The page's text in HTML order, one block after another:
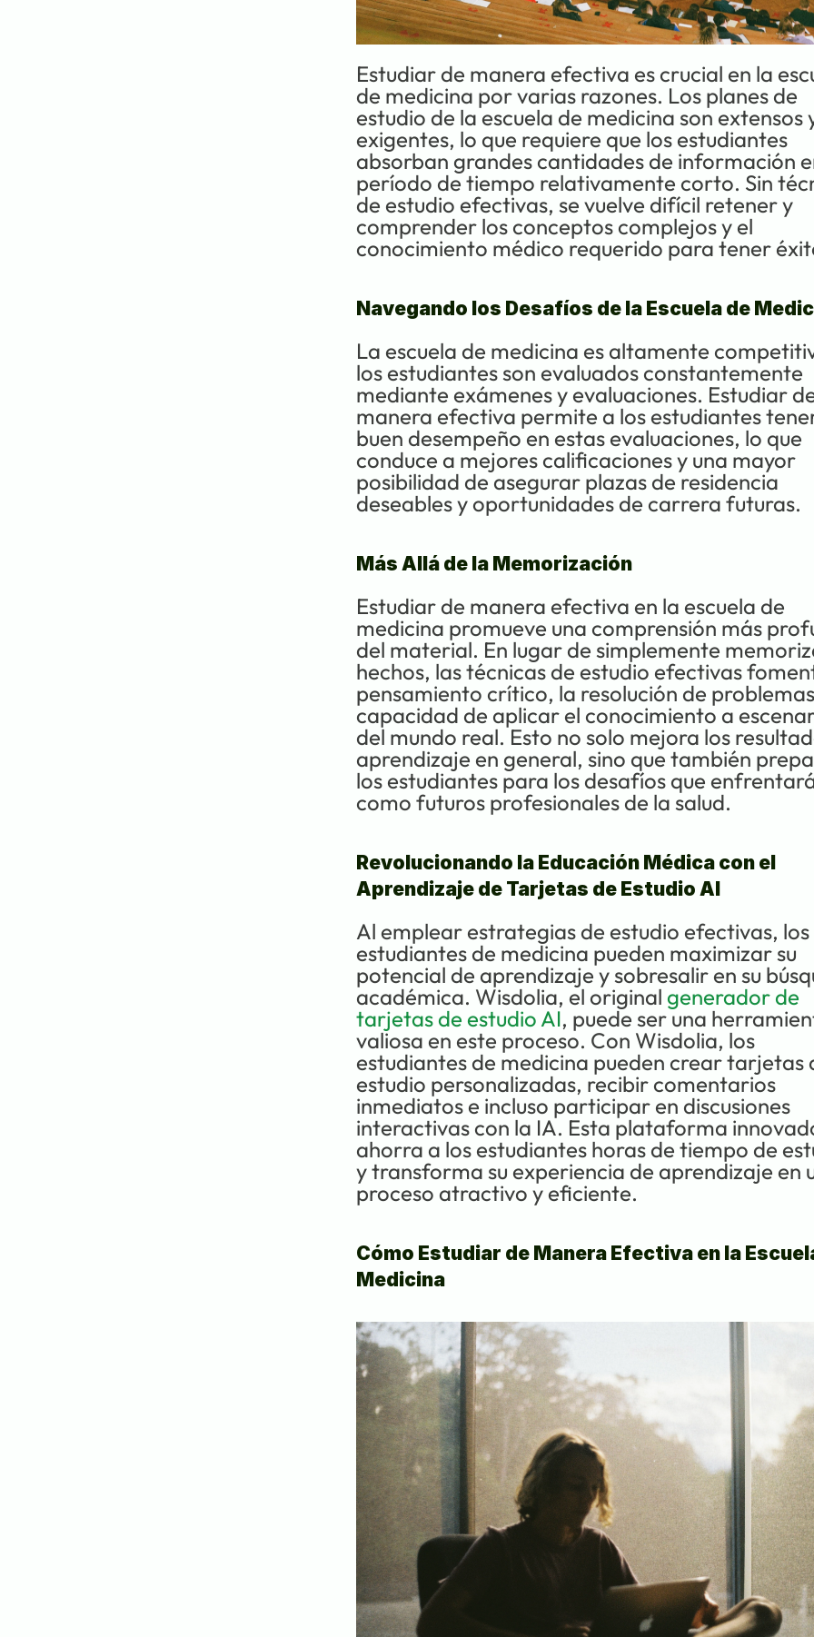
Estudiar de manera efectiva es crucial en la
de medicina por varias razones. Los planes de
estudio de la escuela de medicina son extensos
exigentes, lo que requiere que los estudiantes
absorban grandes cantidades de información
período de tiempo relativamente corto. Sin
de estudio efectivas, se vuelve difícil retener y
comprender los conceptos complejos y el
conocimiento médico requerido para tener
Navegando los Desafíos de la Escuela de
La escuela de medicina es altamente
los estudiantes son evaluados constantemente
mediante exámenes y evaluaciones. Estudiar
manera efectiva permite a los estudiantes
buen desempeño en estas evaluaciones, lo que
conduce a mejores calificaciones y una mayor
posibilidad de asegurar plazas de residencia
deseables y oportunidades de carrera futuras.
Más Allá de la Memorización
Estudiar de manera efectiva en la escuela de
medicina promueve una comprensión más
del material. En lugar de simplemente
hechos, las técnicas de estudio efectivas
pensamiento crítico, la resolución de
capacidad de aplicar el conocimiento a
del mundo real. Esto no solo mejora los
aprendizaje en general, sino que también
los estudiantes para los desafíos que
como futuros profesionales de la salud.
Revolucionando la Educación Médica con el
Aprendizaje de Tarjetas de Estudio AI
Al emplear estrategias de estudio efectivas, los
estudiantes de medicina pueden maximizar su
potencial de aprendizaje y sobresalir en su
académica. Wisdolia, el original generador de
tarjetas de estudio AI, puede ser una
valiosa en este proceso. Con Wisdolia, los
estudiantes de medicina pueden crear tarjetas
estudio personalizadas, recibir comentarios
inmediatos e incluso participar en discusiones
interactivas con la IA. Esta plataforma
ahorra a los estudiantes horas de tiempo de
y transforma su experiencia de aprendizaje en
proceso atractivo y eficiente.
Cómo Estudiar de Manera Efectiva en la
Medicina